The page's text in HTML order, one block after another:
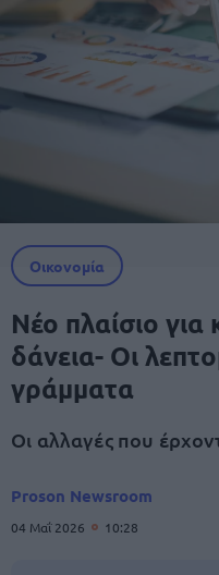
Οικονομία
Νέο πλαίσιο
δάνεια- Οι
γράμματα
Οι αλλαγές που
Proson Newsroom
04 Μαΐ 2026 10:28